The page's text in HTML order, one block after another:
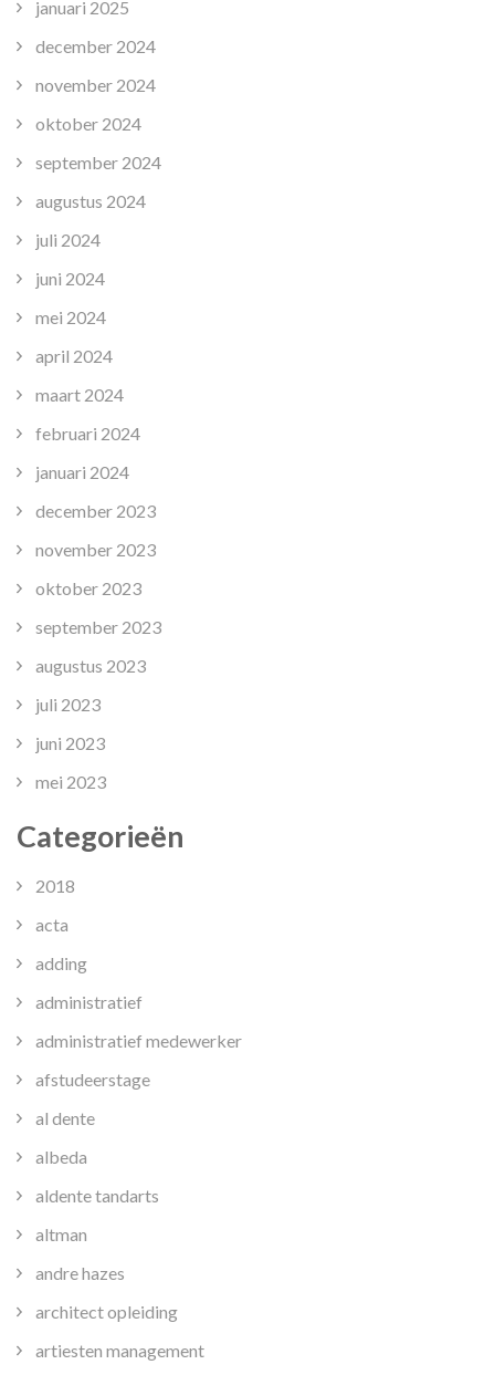
januari 2025
december 2024
november 2024
oktober 2024
september 2024
augustus 2024
juli 2024
juni 2024
mei 2024
april 2024
maart 2024
februari 2024
januari 2024
december 2023
november 2023
oktober 2023
september 2023
augustus 2023
juli 2023
juni 2023
mei 2023
Categorieën
2018
acta
adding
administratief
administratief medewerker
afstudeerstage
al dente
albeda
aldente tandarts
altman
andre hazes
architect opleiding
artiesten management